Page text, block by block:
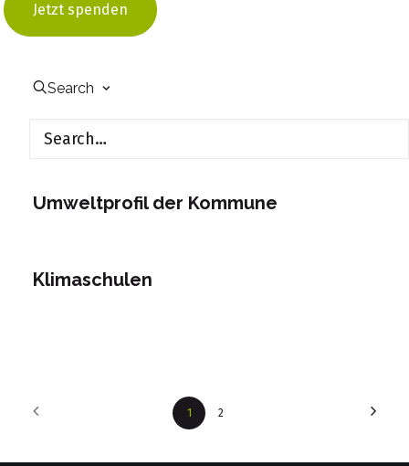
Jetzt spenden
Search
Wärmewende in öffentlichen
Passivhausschulen
Umweltprofil der Kommune
Klimaschulen
1 2